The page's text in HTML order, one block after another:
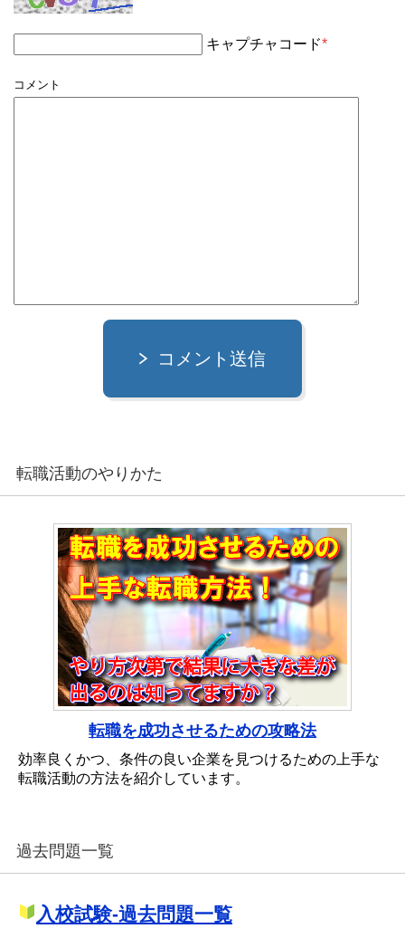
キャプチャコード*
コメント
コメント送信
転職活動のやりかた
転職を成功させるための攻略法
効率良くかつ、条件の良い企業を見つけるための上手な
転職活動の方法を紹介しています。
過去問題一覧
入校試験-過去問題一覧